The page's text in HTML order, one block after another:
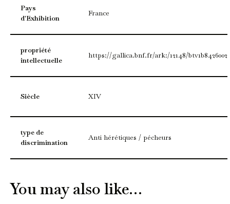
Pays
d'Exhibition
France
propriété
intellectuelle
https://gallica.bnf.fr/ark:/12148/
Siècle XIV
type de
discrimination
Anti hérétiques / pécheurs
You may also like…